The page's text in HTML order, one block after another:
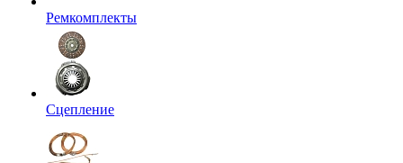
Ремкомплекты
Сцепление